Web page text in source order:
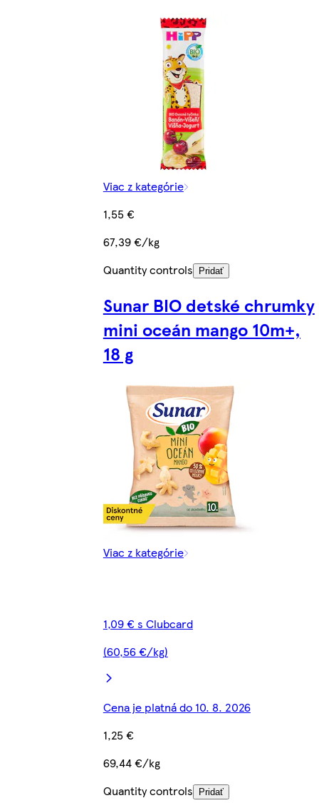
Viac z kategórie
1,55 €
67,39 €/kg
Quantity controls
Pridať
Sunar BIO detské chrumky
mini oceán mango 10m+,
18 g
Viac z kategórie
1,09 € s Clubcard
(60,56 €/kg)
Cena je platná do 10. 8. 2026
1,25 €
69,44 €/kg
Quantity controls
Pridať